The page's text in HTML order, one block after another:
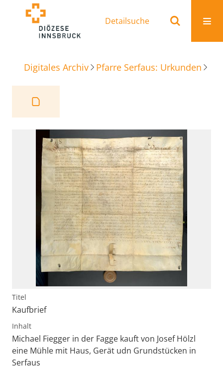
Detailsuche
Digitales Archiv Pfarre Serfaus: Urkunden
Titel
Kaufbrief
Inhalt
Michael Fiegger in der Fagge kauft von Josef Hölzl
eine Mühle mit Haus, Gerät udn Grundstücken in
Serfaus